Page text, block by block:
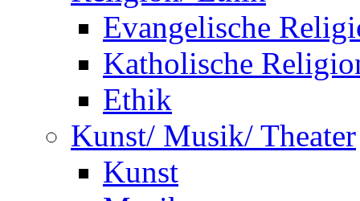
Evangelische
Katholische
Ethik
Kunst/ Musik/ Theater
Kunst